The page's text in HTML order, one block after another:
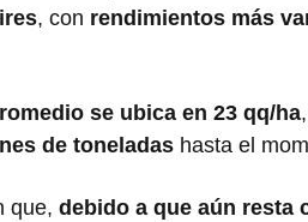
, con rendimientos más
se ubica en 23 qq/ha
de toneladas hasta el
que, debido a que aún resta